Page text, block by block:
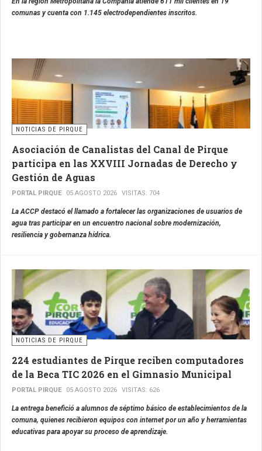
comunas y cuenta con 1.145 electrodependientes inscritos.
NOTICIAS DE PIRQUE
Asociación de Canalistas del Canal de Pirque
participa en las XXVIII Jornadas de Derecho y
Gestión de Aguas
PORTAL PIRQUE 05 AGOSTO 2026 VISITAS: 704
La ACCP destacó el llamado a fortalecer las organizaciones de usuarios de
agua tras participar en un encuentro nacional sobre modernización,
resiliencia y gobernanza hídrica.
NOTICIAS DE PIRQUE
224 estudiantes de Pirque reciben computadores
de la Beca TIC 2026 en el Gimnasio Municipal
PORTAL PIRQUE 05 AGOSTO 2026 VISITAS: 626
La entrega benefició a alumnos de séptimo básico de establecimientos de la
comuna, quienes recibieron equipos con internet por un año y herramientas
educativas para apoyar su proceso de aprendizaje.